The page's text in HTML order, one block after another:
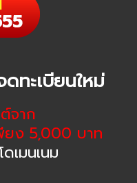
ทะเบียนใหม่
จาก
ยง 5,000 บาท
เมนเนม